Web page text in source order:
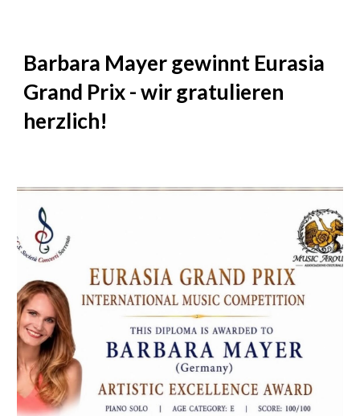
Barbara Mayer gewinnt Eurasia
Grand Prix - wir gratulieren
herzlich!